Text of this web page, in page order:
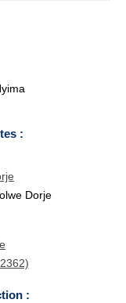
:
Dorje
: